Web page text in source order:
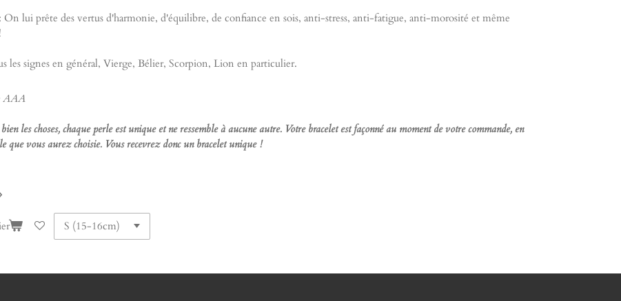
lui prête des vertus d'harmonie, d'équilibre, de confiance en sois, anti-stress, anti-fatigue, anti-morosité et même
les signes en général, Vierge, Bélier, Scorpion, Lion en particulier.
AAA
les choses, chaque perle est unique et ne ressemble à aucune autre. Votre bracelet est façonné au moment de votre commande, en
que vous aurez choisie. Vous recevrez donc un bracelet unique !